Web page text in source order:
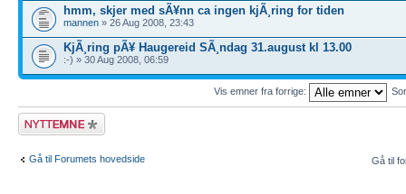
hmm, skjer med sÃ¥nn ca ingen kjÃ¸ring for tiden
mannen » 26 Aug 2008, 23:43
KjÃ¸ring pÃ¥ Haugereid SÃ¸ndag 31.august kl 13.00
:-) » 30 Aug 2008, 06:59
Vis emner fra forrige:
Legg inn et nytt
emne
Gå til Forumets hovedside Gå til